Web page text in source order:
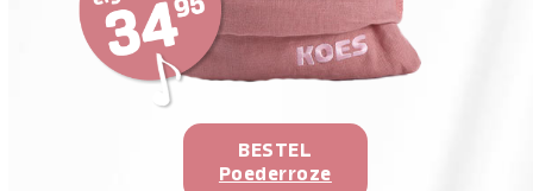
BESTEL
Poederroze